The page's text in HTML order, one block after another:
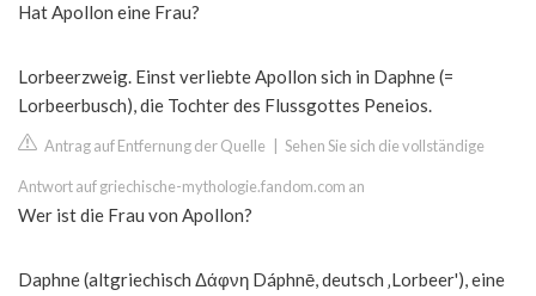
Hat Apollon eine Frau?
Lorbeerzweig. Einst verliebte Apollon sich in Daphne (=
Lorbeerbusch), die Tochter des Flussgottes Peneios.
Antrag auf Entfernung der Quelle Sehen Sie sich die vollständige
Antwort auf griechische-mythologie.fandom.com an
Wer ist die Frau von Apollon?
Daphne (altgriechisch Δάφνη Dáphnē, deutsch ‚Lorbeer'), eine